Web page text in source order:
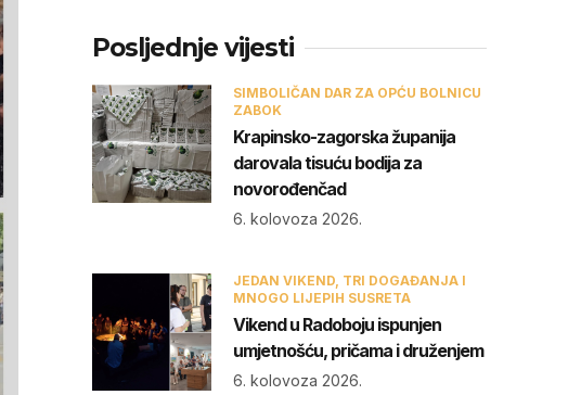
Posljednje vijesti
SIMBOLIČAN DAR ZA OPĆU BOLNICU
ZABOK
Krapinsko-zagorska županija
darovala tisuću bodija za
novorođenčad
6. kolovoza 2026.
JEDAN VIKEND, TRI DOGAĐANJA I
MNOGO LIJEPIH SUSRETA
Vikend u Radoboju ispunjen
umjetnošću, pričama i druženjem
6. kolovoza 2026.